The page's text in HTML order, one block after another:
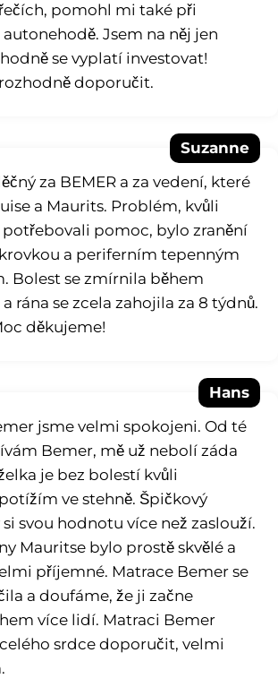
pomohl mi také při
Jsem na něj jen
se vyplatí investovat!
doporučit.
Suzanne
za BEMER a za vedení, které
a Maurits. Problém, kvůli
pomoc, bylo zranění
a periferním tepenným
Bolest se zmírnila během
rána se zcela zahojila za 8 týdnů.
děkujeme!
Hans
jsme velmi spokojeni. Od té
Bemer, mě už nebolí záda
je bez bolestí kvůli
ve stehně. Špičkový
svou hodnotu více než zaslouží.
Mauritse bylo prostě skvělé a
příjemné. Matrace Bemer se
a doufáme, že ji začne
více lidí. Matraci Bemer
srdce doporučit, velmi